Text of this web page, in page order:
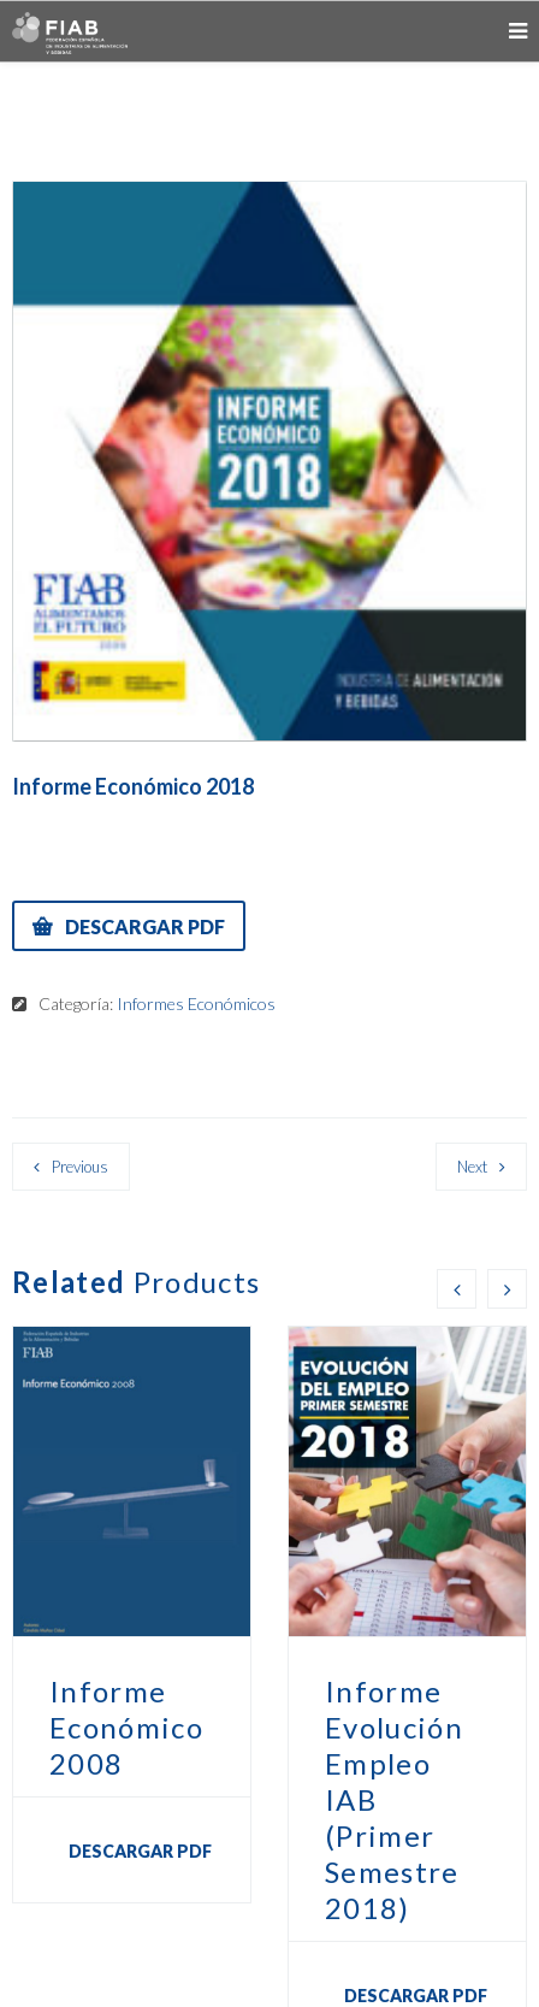
Informe Económico 2018
DESCARGAR PDF
Categoría: Informes Económicos
Previous Next
Related Products
Informe
Económico
2008
DESCARGAR PDF
Informe
Evolución
Empleo
IAB
(Primer
Semestre
2018)
DESCARGAR PDF